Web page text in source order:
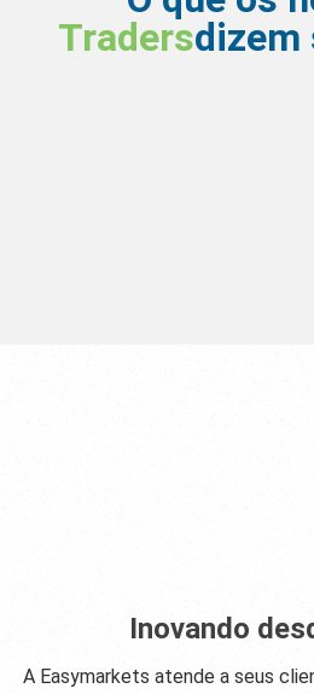
Tradersdizem
Inovando
A Easymarkets atende a seus